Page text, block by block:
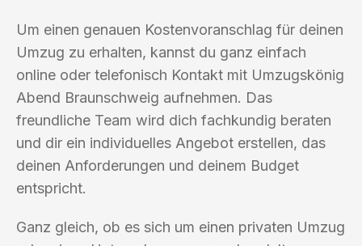
Um einen genauen Kostenvoranschlag für deinen
Umzug zu erhalten, kannst du ganz einfach
online oder telefonisch Kontakt mit Umzugskönig
Abend Braunschweig aufnehmen. Das
freundliche Team wird dich fachkundig beraten
und dir ein individuelles Angebot erstellen, das
deinen Anforderungen und deinem Budget
entspricht.
Ganz gleich, ob es sich um einen privaten Umzug